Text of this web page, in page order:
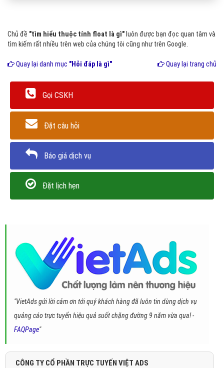
Chủ đề "tìm hiểu thuộc tính float là gì" luôn được bạn đọc quan tâm và
tìm kiếm rất nhiều trên web của chúng tôi cũng như trên Google.
Quay lại danh mục "Hỏi đáp là gì" Quay lại trang chủ
Gọi CSKH
Đặt câu hỏi
Báo giá dịch vụ
Đặt lịch hẹn
"VietAds gửi lời cảm ơn tới quý khách hàng đã luôn tin dùng dịch vụ
quảng cáo trực tuyến hiệu quả suốt chặng đường 9 năm vừa qua! -
FAQPage"
CÔNG TY CỔ PHẦN TRỰC TUYẾN VIỆT ADS